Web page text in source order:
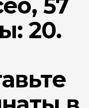
57
20.